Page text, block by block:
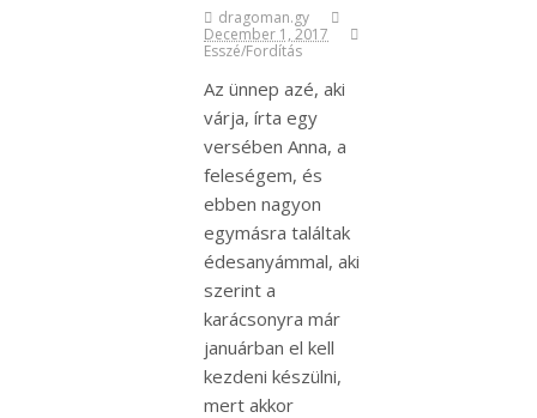
dragoman.gy
December 1, 2017
Esszé/Fordítás
Az ünnep azé, aki
várja, írta egy
versében Anna, a
feleségem, és
ebben nagyon
egymásra találtak
édesanyámmal, aki
szerint a
karácsonyra már
januárban el kell
kezdeni készülni,
mert akkor